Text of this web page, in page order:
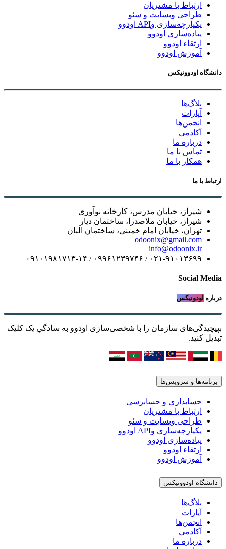
ارتباط با مشتریان
طراحی وبسایت و سئو
یکپارچه‌سازی وAPI اودوو
پیاده‌سازی اودوو
ارتقاء اودوو
آموزش اودوو
دانشگاه اودوونیکس
بلاگ‌ها
آپارات
انجمن‌ها
آکادمی
درباره ما
تماس با ما
همکار با ما
ارتباط با ما
شیراز، خیابان مدرس، کارخانه نوآوری
شیراز، خیابان ملاصدرا، ساختمان دیار
تهران، خیابان امام خمینی، ساختمان البان
odoonix@gmail.com
info@odoonix.ir
۰۲۱-۹۱۰۱۳۶۹۹ / ۰۹۹۶۱۲۳۹۷۴۶ / ۰۹۱۰۱۹۸۱۷۱۳-۱۴
Social Media
درباره اودونیکس
بپیچیدگی‌های سازمان را با شخصی‌سازی اودوو به سادگیِ یک کلیک
تبدیل کنید.
برنامه‌ها و سرویس‌ها
حسابداری و حسابرسی
ارتباط با مشتریان
طراحی وبسایت و سئو
یکپارچه‌سازی وAPI اودوو
پیاده‌سازی اودوو
ارتقاء اودوو
آموزش اودوو
دانشگاه اودوونیکس
بلاگ‌ها
آپارات
انجمن‌ها
آکادمی
درباره ما